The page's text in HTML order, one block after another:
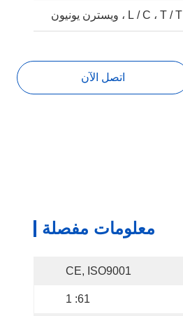
L / C ، T / T ، ويسترن يونيون
اتصل الآن
معلومات مفصلة
CE, ISO9001
61: 1